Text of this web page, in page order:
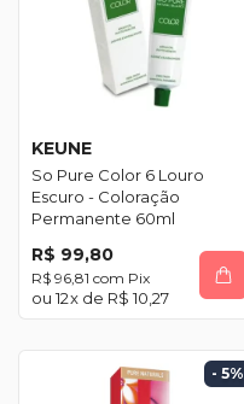
KEUNE
So Pure Color 6 Louro
Escuro - Coloração
Permanente 60ml
R$ 99,80
R$ 96,81 com Pix
12x de R$ 10,27
- 5%